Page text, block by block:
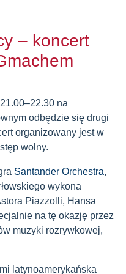
– koncert
na
odbędzie się drugi
organizowany jest w
wolny.
Santander Orchestra,
wykona
Piazzolli, Hansa
na tę okazję przez
muzyki rozrywkowej,
latynoamerykańska